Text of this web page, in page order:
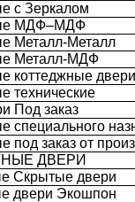
с Зеркалом
МДФ–МДФ
Металл-Металл
Металл-МДФ
коттеджные двери
технические
Под заказ
специального
под заказ от
ДВЕРИ
Скрытые двери
двери Экошпон